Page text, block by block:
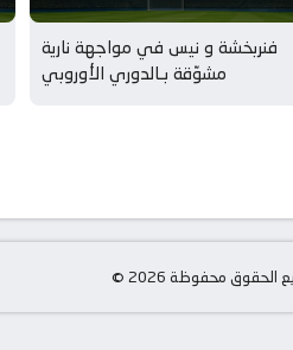
فنربخشة و نيس في مواجهة نارية
مشوّقة بـالدوري الأوروبي